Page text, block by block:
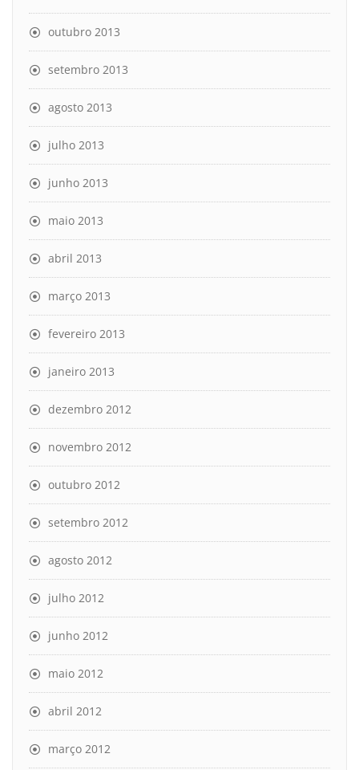
outubro 2013
setembro 2013
agosto 2013
julho 2013
junho 2013
maio 2013
abril 2013
março 2013
fevereiro 2013
janeiro 2013
dezembro 2012
novembro 2012
outubro 2012
setembro 2012
agosto 2012
julho 2012
junho 2012
maio 2012
abril 2012
março 2012